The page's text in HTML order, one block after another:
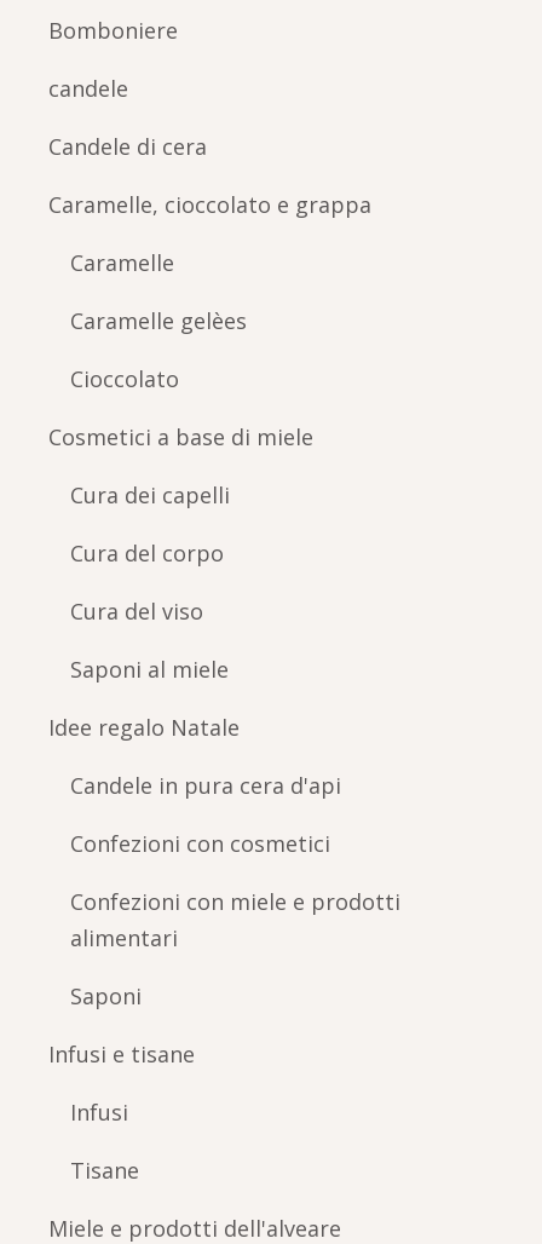
Bomboniere
candele
Candele di cera
Caramelle, cioccolato e grappa
Caramelle
Caramelle gelèes
Cioccolato
Cosmetici a base di miele
Cura dei capelli
Cura del corpo
Cura del viso
Saponi al miele
Idee regalo Natale
Candele in pura cera d'api
Confezioni con cosmetici
Confezioni con miele e prodotti
alimentari
Saponi
Infusi e tisane
Infusi
Tisane
Miele e prodotti dell'alveare